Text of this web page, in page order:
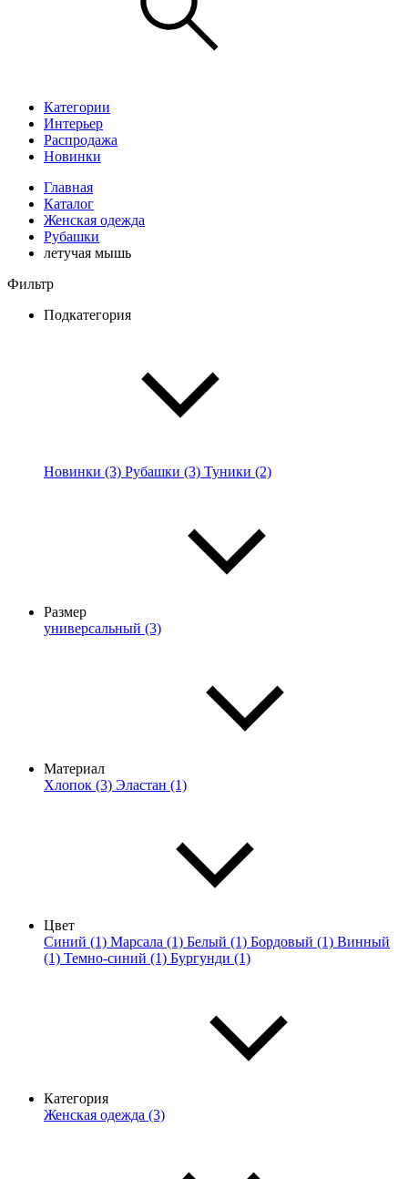
Категории
Интерьер
Распродажа
Новинки
Главная
Каталог
Женская одежда
Рубашки
летучая мышь
Фильтр
Подкатегория
Новинки (3) Рубашки (3) Туники (2)
Размер
универсальный (3)
Материал
Хлопок (3) Эластан (1)
Цвет
Синий (1) Марсала (1) Белый (1) Бордовый (1) Винный
(1) Темно-синий (1) Бургунди (1)
Категория
Женская одежда (3)